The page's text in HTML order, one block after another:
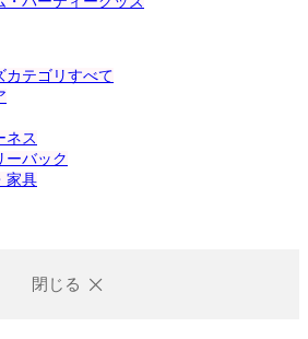
カテゴリすべて
ネス
ーバック
家具
閉じる